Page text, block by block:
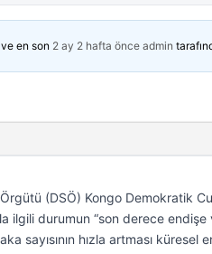
en son 2 ay 2 hafta önce admin
(DSÖ) Kongo Demokratik
ilgili durumun “son derece
sayısının hızla artması küresel